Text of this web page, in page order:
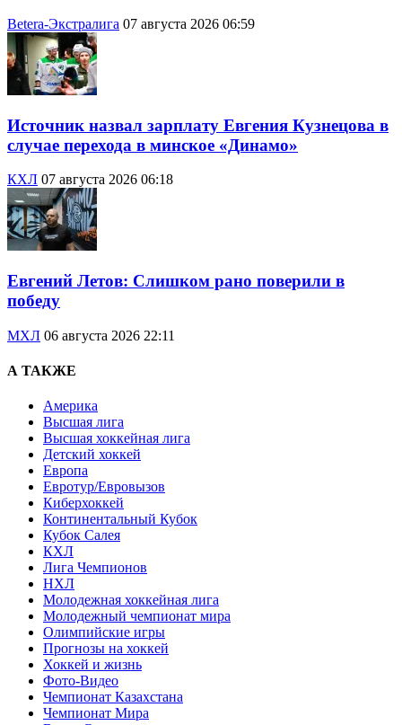
Betera-Экстралига 07 августа 2026 06:59
Источник назвал зарплату Евгения Кузнецова в
случае перехода в минское «Динамо»
КХЛ 07 августа 2026 06:18
Евгений Летов: Слишком рано поверили в
победу
МХЛ 06 августа 2026 22:11
А ТАКЖЕ
Америка
Высшая лига
Высшая хоккейная лига
Детский хоккей
Европа
Евротур/Евровызов
Киберхоккей
Континентальный Кубок
Кубок Салея
КХЛ
Лига Чемпионов
НХЛ
Молодежная хоккейная лига
Молодежный чемпионат мира
Олимпийские игры
Прогнозы на хоккей
Хоккей и жизнь
Фото-Видео
Чемпионат Казахстана
Чемпионат Мира